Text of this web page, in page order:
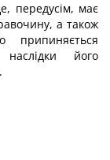
передусім, має
а також
його